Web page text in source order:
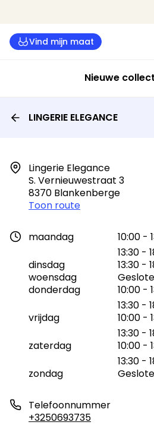
Vind mijn maat
Nieuwe
LINGERIE ELEGANCE
Lingerie Elegance
S. Vernieuwestraat 3
8370 Blankenberge
Toon route
maandag
10:00 -
13:30 -
dinsdag
13:30 -
woensdag
donderdag
10:00 -
13:30 -
vrijdag
10:00 -
13:30 -
zaterdag
10:00 -
13:30 -
zondag
Telefoonnummer
+3250693735